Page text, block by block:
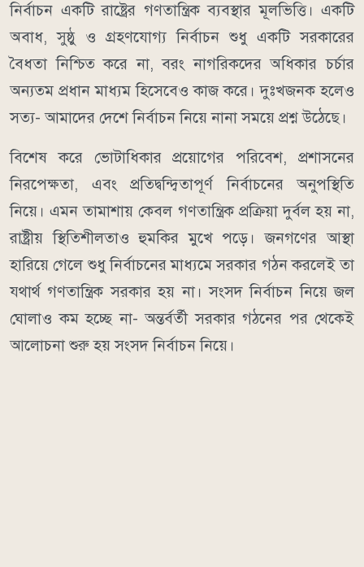
নির্বাচন একটি রাষ্ট্রের গণতান্ত্রিক ব্যবস্থার মূলভিত্তি। একটি
অবাধ, সুষ্ঠু ও গ্রহণযোগ্য নির্বাচন শুধু একটি সরকারের
বৈধতা নিশ্চিত করে না, বরং নাগরিকদের অধিকার চর্চার
অন্যতম প্রধান মাধ্যম হিসেবেও কাজ করে। দুঃখজনক হলেও
সত্য- আমাদের দেশে নির্বাচন নিয়ে নানা সময়ে প্রশ্ন উঠেছে।
বিশেষ করে ভোটাধিকার প্রয়োগের পরিবেশ, প্রশাসনের
নিরপেক্ষতা, এবং প্রতিদ্বন্দ্বিতাপূর্ণ নির্বাচনের অনুপস্থিতি
নিয়ে। এমন তামাশায় কেবল গণতান্ত্রিক প্রক্রিয়া দুর্বল হয় না,
রাষ্ট্রীয় স্থিতিশীলতাও হুমকির মুখে পড়ে। জনগণের আস্থা
হারিয়ে গেলে শুধু নির্বাচনের মাধ্যমে সরকার গঠন করলেই তা
যথার্থ গণতান্ত্রিক সরকার হয় না। সংসদ নির্বাচন নিয়ে জল
ঘোলাও কম হচ্ছে না- অন্তর্বর্তী সরকার গঠনের পর থেকেই
আলোচনা শুরু হয় সংসদ নির্বাচন নিয়ে।